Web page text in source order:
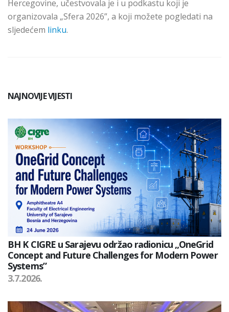
Hercegovine, učestvovala je i u podkastu koji je
organizovala „Sfera 2026”, a koji možete pogledati na
sljedećem linku.
NAJNOVIJE VIJESTI
BH K CIGRE u Sarajevu održao radionicu „OneGrid
Concept and Future Challenges for Modern Power
Systems”
3.7.2026.